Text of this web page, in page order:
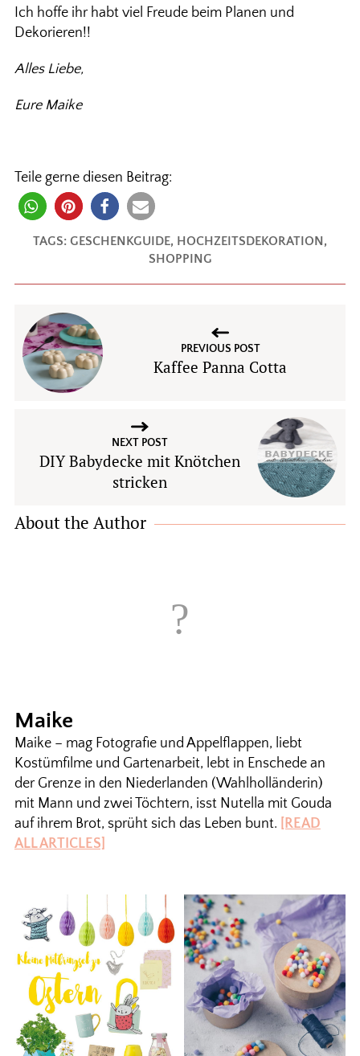
Ich hoffe ihr habt viel Freude beim Planen und
Dekorieren!!
Alles Liebe,
Eure Maike
Teile gerne diesen Beitrag:
TAGS: GESCHENKGUIDE, HOCHZEITSDEKORATION,
SHOPPING
PREVIOUS POST
Kaffee Panna Cotta
NEXT POST
DIY Babydecke mit Knötchen
stricken
About the Author
Maike
Maike – mag Fotografie und Appelflappen, liebt
Kostümfilme und Gartenarbeit, lebt in Enschede an
der Grenze in den Niederlanden (Wahlholländerin)
mit Mann und zwei Töchtern, isst Nutella mit Gouda
auf ihrem Brot, sprüht sich das Leben bunt. [READ
ALL ARTICLES]